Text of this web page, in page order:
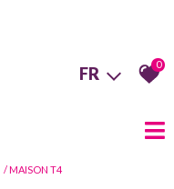
FR 0
MAISON T4